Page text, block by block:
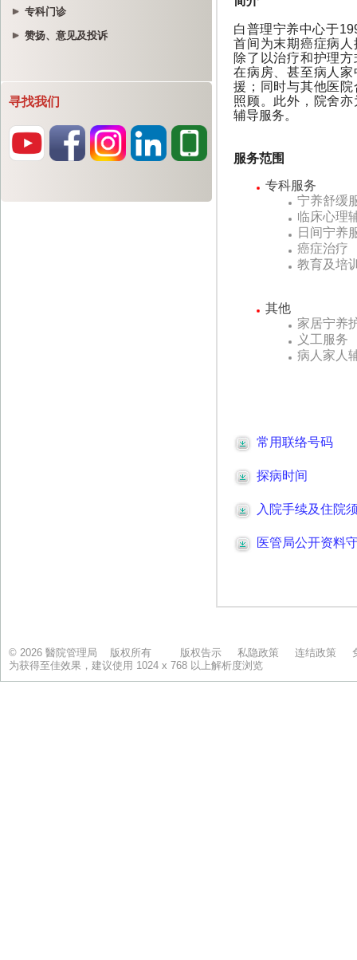
专科门诊
赞扬、意见及投诉
寻找我们
© 2026 醫院管理局 版权所有 版权告示 私隐政策 连结政策
为获得至佳效果，建议使用 1024 x 768 以上解析度浏览